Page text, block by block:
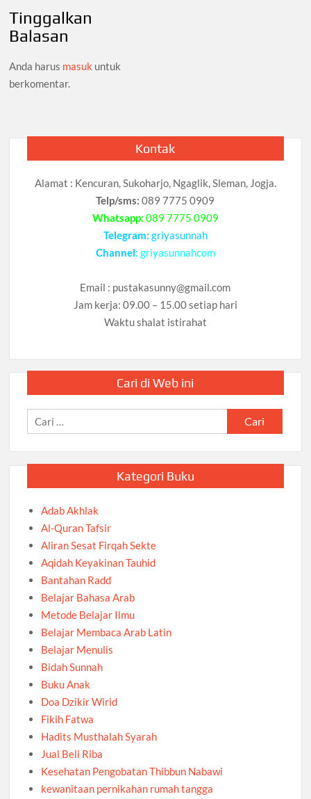
Tinggalkan
Balasan
Anda harus masuk untuk
berkomentar.
Kontak
Alamat : Kencuran, Sukoharjo, Ngaglik, Sleman, Jogja.
Telp/sms: 089 7775 0909
Whatsapp: 089 7775 0909
Telegram: griyasunnah
Channel: griyasunnahcom
Email : pustakasunny@gmail.com
Jam kerja: 09.00 – 15.00 setiap hari
Waktu shalat istirahat
Cari di Web ini
Cari
untuk:
Kategori Buku
Adab Akhlak
Al-Quran Tafsir
Aliran Sesat Firqah Sekte
Aqidah Keyakinan Tauhid
Bantahan Radd
Belajar Bahasa Arab
Metode Belajar Ilmu
Belajar Membaca Arab Latin
Belajar Menulis
Bidah Sunnah
Buku Anak
Doa Dzikir Wirid
Fikih Fatwa
Hadits Musthalah Syarah
Jual Beli Riba
Kesehatan Pengobatan Thibbun Nabawi
kewanitaan pernikahan rumah tangga